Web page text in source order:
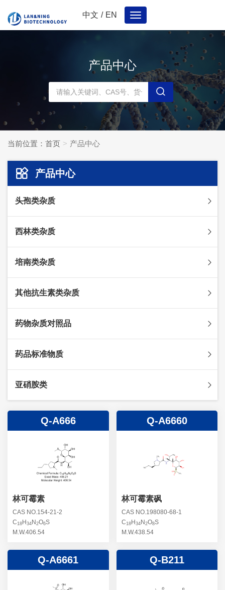
中文 / EN
Toggle
navigation
产品中心
当前位置： 首页 产品中心
产品中心
头孢类杂质
头孢唑林杂质
头孢他啶杂质
头孢米诺杂质
头孢吡肟杂质
头孢地嗪钠杂质
头孢噻肟杂质
头孢曲松钠杂质
头孢他美酯杂质
青霉素杂质
头孢羟氨苄杂质
头孢西丁杂质
头孢卡品酯杂质
头孢唑肟杂质
西林类杂质
苯唑西林杂质
替卡西林杂质
阿洛西林杂质
美洛西林杂质
培南类杂质
多立培南杂质
厄他培南杂质
多尼培南杂质
其他抗生素类杂质
利福平杂质
苄丝肼杂质
克拉霉素杂质
螺旋霉素杂质
克拉维酸钾杂质
卡络磺钠杂质
替加环素杂质
土霉素杂质
林可霉素杂质
药物杂质对照品
杂质对照品
药品标准物质
亚硝胺类
Q-A666
林可霉素
CAS NO.154-21-2
C18 H 34 N 2O6S
M.W.406.54
Q-A6660
林可霉素砜
CAS NO.198080-68-1
C18H 34 N 2O8S
M.W.438.54
Q-A6661 Q-B211